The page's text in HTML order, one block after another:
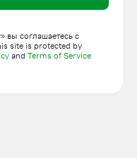
вы соглашаетесь с
site is protected by
and Terms of Service